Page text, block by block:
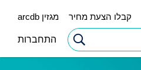
קבלו הצעת מחיר מגזין arcdb
התחברות